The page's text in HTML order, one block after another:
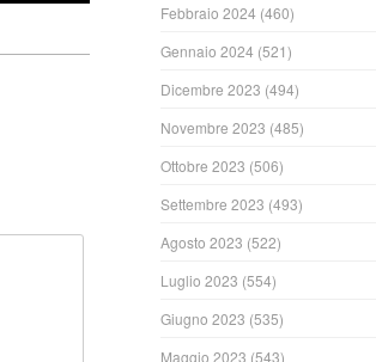
Febbraio 2024 (460)
Gennaio 2024 (521)
Dicembre 2023 (494)
Novembre 2023 (485)
Ottobre 2023 (506)
Settembre 2023 (493)
Agosto 2023 (522)
Luglio 2023 (554)
Giugno 2023 (535)
Maggio 2023 (543)